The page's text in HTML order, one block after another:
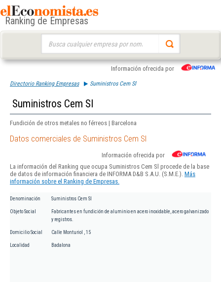
Ranking de Empresas
Información ofrecida por
Directorio Ranking Empresas Suministros Cem Sl
Suministros Cem Sl
Fundición de otros metales no férreos | Barcelona
Datos comerciales de Suministros Cem Sl
Información ofrecida por
La información del Ranking que ocupa Suministros Cem Sl procede de la base
de datos de información financiera de INFORMA D&B S.A.U. (S.M.E.). Más
información sobre el Ranking de Empresas.
Denominación Suministros Cem Sl
Objeto Social
Fabricantes en fundición de aluminio en acero inoxidable, acero galvanizado
y registros.
Domicilio Social Calle Monturiol , 15
Localidad Badalona